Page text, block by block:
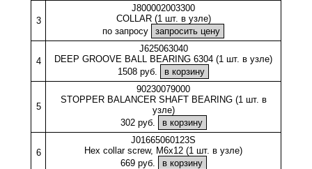
3
J800002003300
COLLAR (1 шт. в узле)
по запросу
4
J625063040
DEEP GROOVE BALL BEARING 6304 (1 шт. в узле)
1508 руб.
5
90230079000
STOPPER BALANCER SHAFT BEARING (1 шт. в
узле)
302 руб.
6
J01665060123S
Hex collar screw, M6x12 (1 шт. в узле)
669 руб.